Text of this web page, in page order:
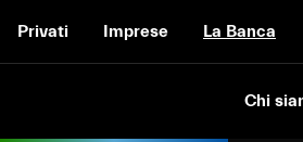
Vai al contenuto
Privati Imprese La Banca
Chi